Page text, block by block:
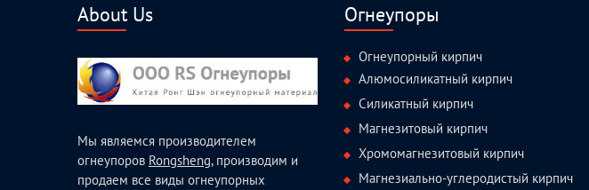
About Us
Мы являемся производителем
огнеупоров Rongsheng, производим и
продаем все виды огнеупорных
Огнеупоры
Огнеупорный кирпич
Алюмосиликатный кирпич
Силикатный кирпич
Магнезитовый кирпич
Хромомагнезитовый кирпич
Магнезиально-углеродистый кирпич